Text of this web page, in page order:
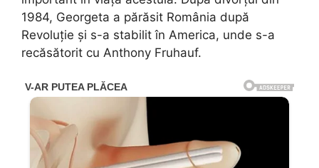
1984, Georgeta a părăsit România după
Revoluție și s-a stabilit în America, unde s-a
recăsătorit cu Anthony Fruhauf.